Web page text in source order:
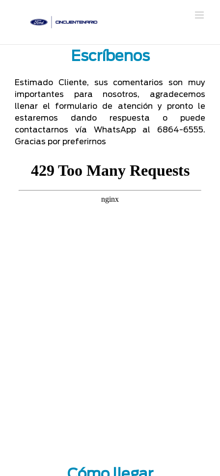
contenido
Escríbenos
Estimado Cliente, sus comentarios son muy
importantes para nosotros, agradecemos
llenar el formulario de atención y pronto le
estaremos dando respuesta o puede
contactarnos vía WhatsApp al 6864-6555.
Gracias por preferirnos